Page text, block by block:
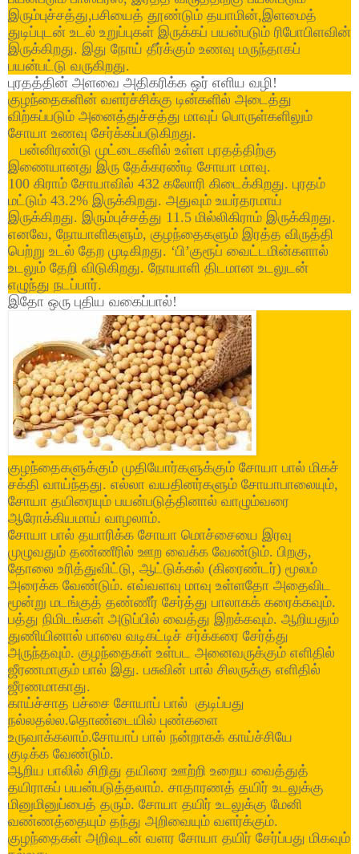
இரும்புச்சத்து,பசியைத் தூண்டும் தயாமின்,இளமைத்
துடிப்புடன் உடல் உறுப்புகள் இருக்கப் பயன்படும் ரிபோபிளவின்
இருக்கிறது. இது நோய் தீர்க்கும் உணவு மருந்தாகப்
பயன்பட்டு வருகிறது.
புரதத்தின் அளவை அதிகரிக்க ஒர் எளிய வழி!
குழந்தைகளின் வளர்ச்சிக்கு டின்களில் அடைத்து
விற்கப்படும் அனைத்துச்சத்து மாவுப் பொருள்களிலும்
சோயா உணவு சேர்க்கப்படுகிறது.
பன்னிரண்டு முட்டைகளில் உள்ள புரதத்திற்கு
இணையானது இரு தேக்கரண்டி சோயா மாவு.
100 கிராம் சோயாவில் 432 கலோரி கிடைக்கிறது. புரதம்
மட்டும் 43.2% இருக்கிறது. அதுவும் உயர்தரமாய்
இருக்கிறது. இரும்புச்சத்து 11.5 மில்லிகிராம் இருக்கிறது.
எனவே, நோயாளிகளும், குழந்தைகளும் இரத்த விருத்தி
பெற்று உடல் தேற முடிகிறது. ‘பி’குரூப் வைட்டமின்களால்
உடலும் தேறி விடுகிறது. நோயாளி திடமான உடலுடன்
எழுந்து நடப்பார்.
இதோ ஒரு புதிய வகைப்பால்!
குழந்தைகளுக்கும் முதியோர்களுக்கும் சோயா பால் மிகச்
சக்தி வாய்ந்தது. எல்லா வயதினர்களும் சோயாபாலையும்,
சோயா தயிரையும் பயன்படுத்தினால் வாழும்வரை
ஆரோக்கியமாய் வாழலாம்.
சோயா பால் தயாரிக்க சோயா மொச்சையை இரவு
முழுவதும் தண்ணீரில் ஊற வைக்க வேண்டும். பிறகு,
தோலை உரித்துவிட்டு, ஆட்டுக்கல் (கிரைண்டர்) மூலம்
அரைக்க வேண்டும். எவ்வளவு மாவு உள்ளதோ அதைவிட
மூன்று மடங்குத் தண்ணீர் சேர்த்து பாலாகக் கரைக்கவும்.
பத்து நிமிடங்கள் அடுப்பில் வைத்து இறக்கவும். ஆறியதும்
துணியினால் பாலை வடிகட்டிச் சர்க்கரை சேர்த்து
அருந்தவும். குழந்தைகள் உள்பட அனைவருக்கும் எளிதில்
ஜீரணமாகும் பால் இது. பசுவின் பால் சிலருக்கு எளிதில்
ஜீரணமாகாது.
காய்ச்சாத பச்சை சோயாப் பால் குடிப்பது
நல்லதல்ல.தொண்டையில் புண்களை
உருவாக்கலாம்.சோயாப் பால் நன்றாகக் காய்ச்சியே
குடிக்க வேண்டும்.
ஆறிய பாலில் சிறிது தயிரை ஊற்றி உறைய வைத்துத்
தயிராகப் பயன்படுத்தலாம். சாதாரணத் தயிர் உடலுக்கு
மினுமினுப்பைத் தரும். சோயா தயிர் உடலுக்கு மேனி
வண்ணத்தையும் தந்து அறிவையும் வளர்க்கும்.
குழந்தைகள் அறிவுடன் வளர சோயா தயிர் சேர்ப்பது மிகவும்